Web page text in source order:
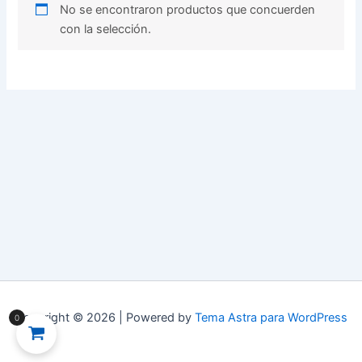
No se encontraron productos que concuerden
con la selección.
Copyright © 2026 | Powered by Tema Astra para WordPress
0